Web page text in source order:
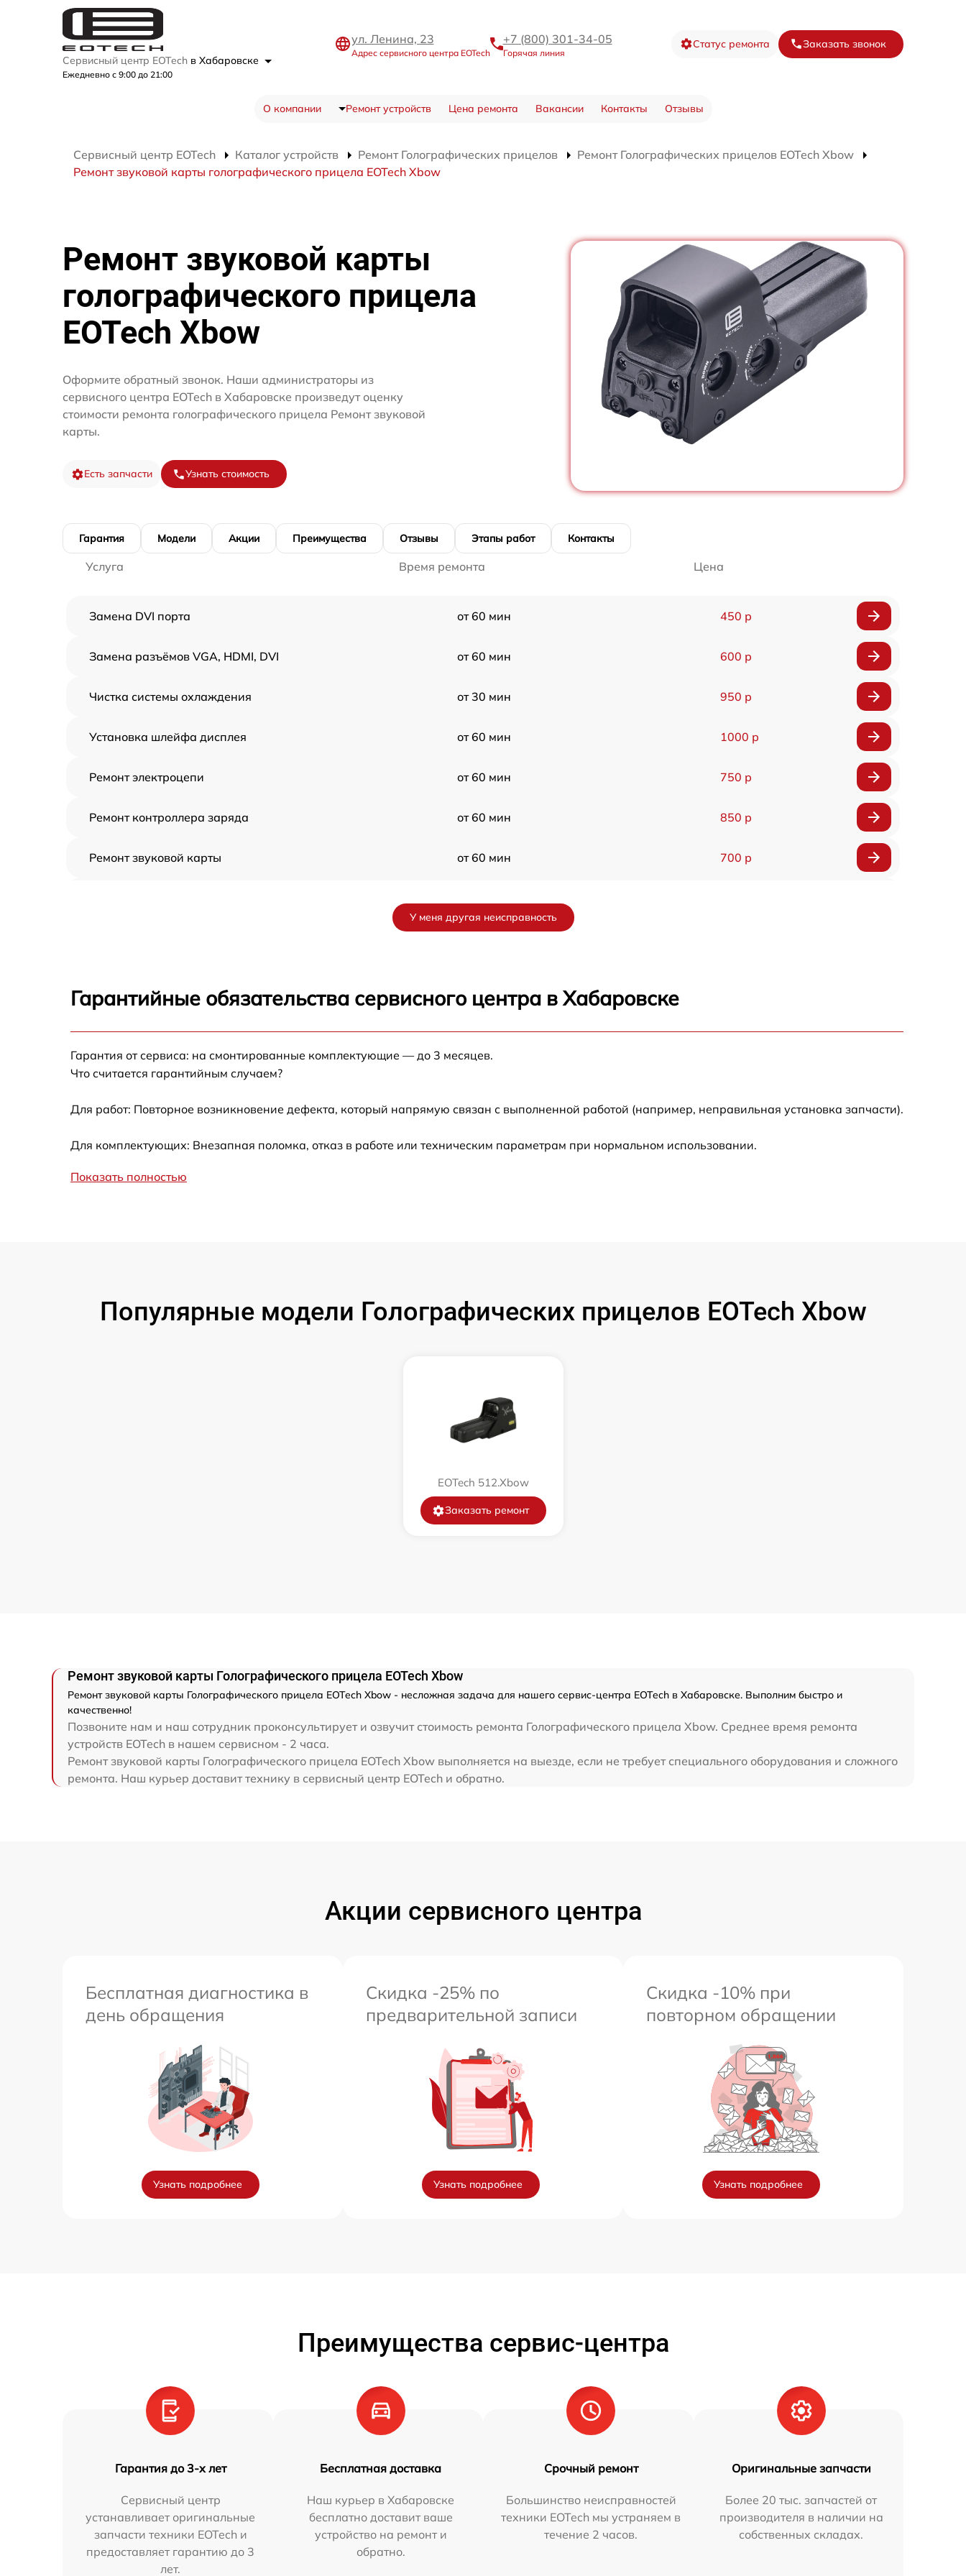
Сервисный центр EOTech в Хабаровске
Ежедневно с 9:00 до 21:00
ул. Ленина, 23
Адрес сервисного центра EOTech
+7 (800) 301-34-05
Горячая линия
Статус ремонта Заказать звонок
О компании Ремонт устройств Цена ремонта Вакансии Контакты Отзывы
Сервисный центр EOTech Каталог устройств Ремонт Голографических прицелов
Ремонт Голографических прицелов EOTech Xbow
Ремонт звуковой карты голографического прицела EOTech Xbow
Ремонт звуковой карты
голографического прицела
EOTech Xbow
Оформите обратный звонок. Наши администраторы из
сервисного центра EOTech в Хабаровске произведут оценку
стоимости ремонта голографического прицела Ремонт звуковой
карты.
Есть запчасти Узнать стоимость
Гарантия Модели Акции Преимущества Отзывы Этапы работ Контакты
Услуга Время ремонта Цена
Замена DVI порта от 60 мин 450 р
Замена разъёмов VGA, HDMI, DVI от 60 мин 600 р
Чистка системы охлаждения от 30 мин 950 р
Установка шлейфа дисплея от 60 мин 1000 р
Ремонт электроцепи от 60 мин 750 р
Ремонт контроллера заряда от 60 мин 850 р
Ремонт звуковой карты от 60 мин 700 р
Замена станции airport от 60 мин
Замена батареи от 30 мин 1600 р
Замена аудио выхода
Чистка от вирусов от 60 мин 600 р
У меня другая неисправность
Гарантийные обязательства сервисного центра в Хабаровске
Гарантия от сервиса: на смонтированные комплектующие — до 3 месяцев.
Что считается гарантийным случаем?
Для работ: Повторное возникновение дефекта, который напрямую связан с выполненной работой (например, неправильная установка запчасти).
Для комплектующих: Внезапная поломка, отказ в работе или техническим параметрам при нормальном использовании.
Показать полностью
Популярные модели Голографических прицелов EOTech Xbow
EOTech 512.Xbow
Заказать ремонт
Ремонт звуковой карты Голографического прицела EOTech Xbow
Ремонт звуковой карты Голографического прицела EOTech Xbow - несложная задача для нашего сервис-центра EOTech в Хабаровске. Выполним быстро и
качественно!
Позвоните нам и наш сотрудник проконсультирует и озвучит стоимость ремонта Голографического прицела Xbow. Среднее время ремонта
устройств EOTech в нашем сервисном - 2 часа.
Ремонт звуковой карты Голографического прицела EOTech Xbow выполняется на выезде, если не требует специального оборудования и сложного
ремонта. Наш курьер доставит технику в сервисный центр EOTech и обратно.
Акции сервисного центра
Бесплатная диагностика в
день обращения
Узнать подробнее
Скидка -25% по
предварительной записи
Узнать подробнее
Скидка -10% при
повторном обращении
Узнать подробнее
Преимущества сервис-центра
Гарантия до 3-х лет
Сервисный центр
устанавливает оригинальные
запчасти техники EOTech и
предоставляет гарантию до 3
лет.
Бесплатная доставка
Наш курьер в Хабаровске
бесплатно доставит ваше
устройство на ремонт и
обратно.
Срочный ремонт
Большинство неисправностей
техники EOTech мы устраняем в
течение 2 часов.
Оригинальные запчасти
Более 20 тыс. запчастей от
производителя в наличии на
собственных складах.